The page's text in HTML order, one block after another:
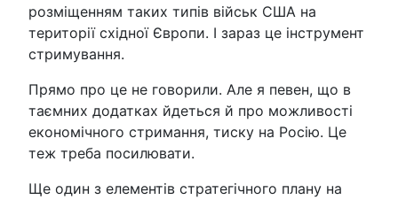
розміщенням таких типів військ США на
території східної Європи. І зараз це інструмент
стримування.
Прямо про це не говорили. Але я певен, що в
таємних додатках йдеться й про можливості
економічного стримання, тиску на Росію. Це
теж треба посилювати.
Ще один з елементів стратегічного плану на